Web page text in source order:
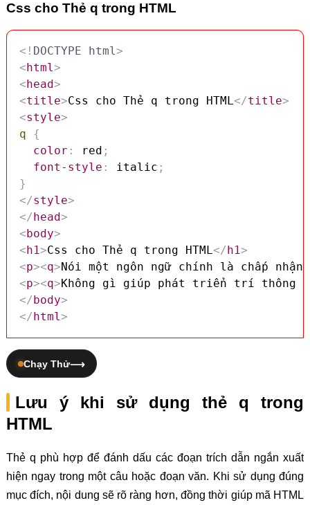
Css cho Thẻ q trong HTML
<! DOCTYPE html>
< html>
< head>
<title>Css cho Thẻ q trong HTML</title>
<style>
q
{
color : red ;
font-style : italic ;
}
</style>
</ head>
< body>
< h1>Css cho Thẻ q trong HTML</ h1>
<p><q>Nói một ngôn ngữ chính là chấp
<p><q>Không gì giúp phát triển trí thông
</ body>
</ html>
Chạy Thử
Lưu ý khi sử dụng thẻ q trong
HTML
Thẻ q phù hợp để đánh dấu các đoạn trích dẫn ngắn xuất
hiện ngay trong một câu hoặc đoạn văn. Khi sử dụng đúng
mục đích, nội dung sẽ rõ ràng hơn, đồng thời giúp mã HTML